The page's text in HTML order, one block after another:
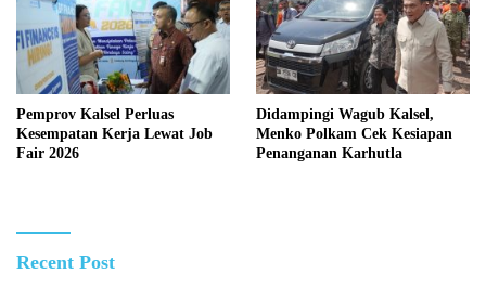
Pemprov Kalsel Perluas
Kesempatan Kerja Lewat Job
Fair 2026
Didampingi Wagub Kalsel,
Menko Polkam Cek Kesiapan
Penanganan Karhutla
Recent Post